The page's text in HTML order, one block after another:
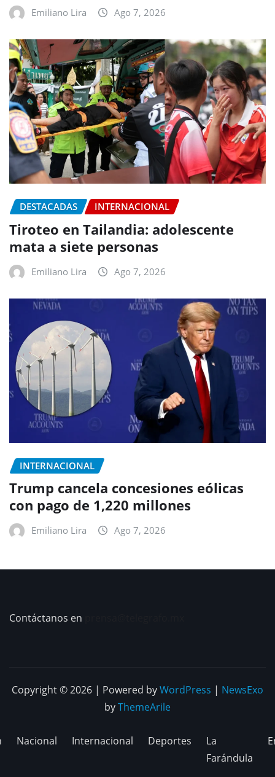
Emiliano Lira Ago 7, 2026
DESTACADAS INTERNACIONAL
Tiroteo en Tailandia: adolescente
mata a siete personas
Emiliano Lira Ago 7, 2026
INTERNACIONAL
Trump cancela concesiones eólicas
con pago de 1,220 millones
Emiliano Lira Ago 7, 2026
Contáctanos en
Copyright © 2026 | Powered byWordPress | NewsExo
byThemeArile
Nacional Internacional Deportes
La
Farándula